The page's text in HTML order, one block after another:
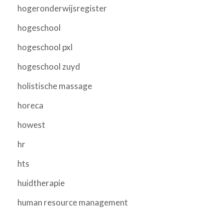
hogeronderwijsregister
hogeschool
hogeschool pxl
hogeschool zuyd
holistische massage
horeca
howest
hr
hts
huidtherapie
human resource management